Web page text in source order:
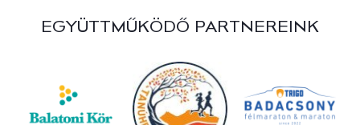
EGYÜTTMŰKÖDŐ PARTNEREINK